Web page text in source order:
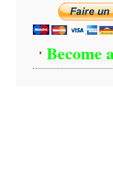
Become